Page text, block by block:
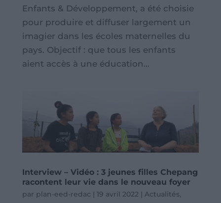
Enfants & Développement, a été choisie
pour produire et diffuser largement un
imagier dans les écoles maternelles du
pays. Objectif : que tous les enfants
aient accès à une éducation...
Interview – Vidéo : 3 jeunes filles Chepang
racontent leur vie dans le nouveau foyer
par plan-eed-redac | 19 avril 2022 | Actualités,